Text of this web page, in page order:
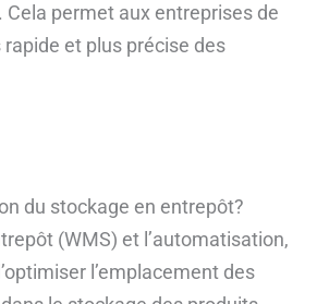
permet aux entreprises de
et plus précise des
du stockage en entrepôt?
(WMS) et l’automatisation,
l’emplacement des